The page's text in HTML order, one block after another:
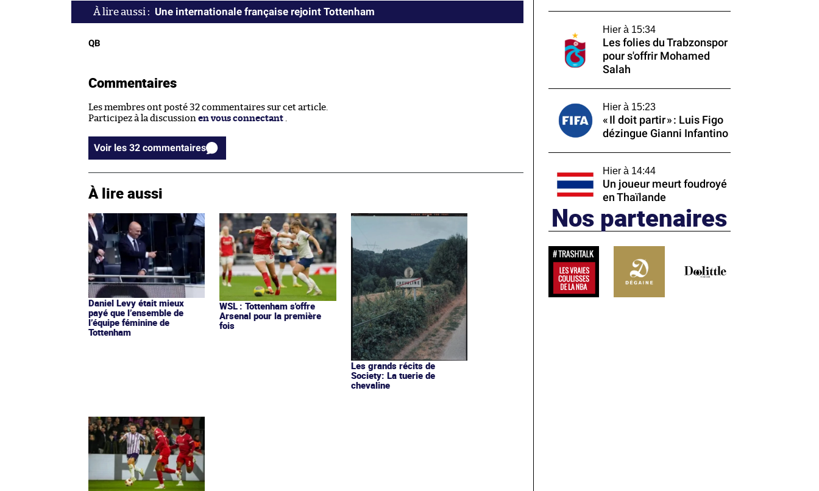
Une internationale française rejoint Tottenham
QB
Commentaires
Les membres ont posté 32 commentaires sur cet article.
Participez à la discussion en vous connectant .
Voir les 32 commentaires
À lire aussi
Daniel Levy était mieux
payé que l’ensemble de
l’équipe féminine de
Tottenham
WSL : Tottenham s'offre
Arsenal pour la première
fois
Les grands récits de
Society: La tuerie de
chevaline
Hier à 15:34
Les folies du Trabzonspor
pour s'offrir Mohamed
Salah
Hier à 15:23
« Il doit partir » : Luis Figo
dézingue Gianni Infantino
Hier à 14:44
Un joueur meurt foudroyé
en Thaïlande
Nos partenaires